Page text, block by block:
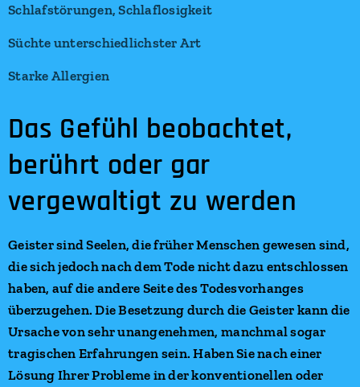
Schlafstörungen, Schlaflosigkeit
Süchte unterschiedlichster Art
Starke Allergien
Das Gefühl beobachtet,
berührt oder gar
vergewaltigt zu werden
Geister sind Seelen, die früher Menschen gewesen sind,
die sich jedoch nach dem Tode nicht dazu entschlossen
haben, auf die andere Seite des Todesvorhanges
überzugehen. Die Besetzung durch die Geister kann die
Ursache von sehr unangenehmen, manchmal sogar
tragischen Erfahrungen sein. Haben Sie nach einer
Lösung Ihrer Probleme in der konventionellen oder